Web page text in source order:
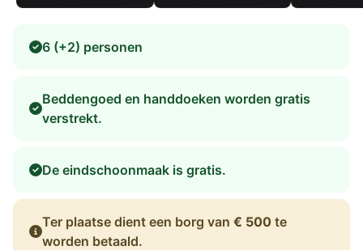
6 (+2) personen
Beddengoed en handdoeken worden gratis
verstrekt.
De eindschoonmaak is gratis.
Ter plaatse dient een borg van € 500 te
worden betaald.